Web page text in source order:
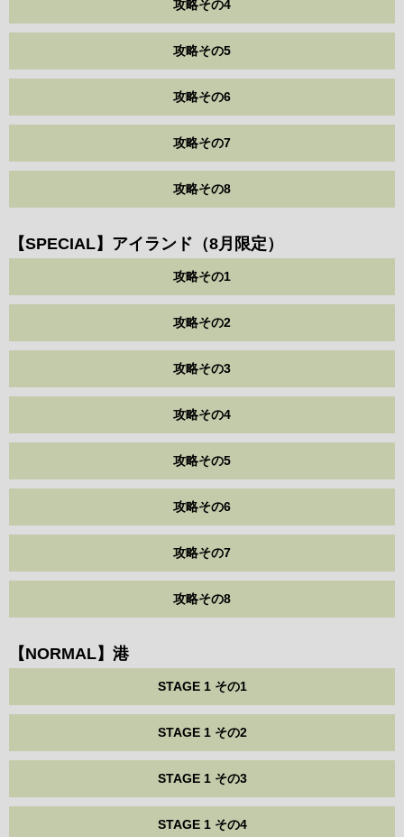
攻略その4
攻略その5
攻略その6
攻略その7
攻略その8
【SPECIAL】アイランド（8月限定）
攻略その1
攻略その2
攻略その3
攻略その4
攻略その5
攻略その6
攻略その7
攻略その8
【NORMAL】港
STAGE 1 その1
STAGE 1 その2
STAGE 1 その3
STAGE 1 その4